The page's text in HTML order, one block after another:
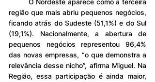
região que mais abriu pequenos negócios,
ficando atrás do Sudeste (51,1%) e do Sul
(19,1%). Nacionalmente, a abertura de
pequenos negócios representou 96,4%
das novas empresas, “o que demonstra a
relevância desse nicho”, afirma Miguel. Na
Região, essa participação é ainda maior,